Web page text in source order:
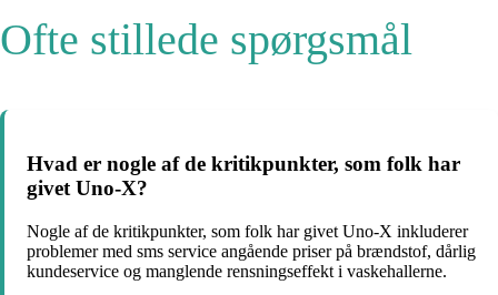
Ofte stillede spørgsmål
Hvad er nogle af de kritikpunkter, som folk har
givet Uno-X?
Nogle af de kritikpunkter, som folk har givet Uno-X inkluderer
problemer med sms service angående priser på brændstof, dårlig
kundeservice og manglende rensningseffekt i vaskehallerne.